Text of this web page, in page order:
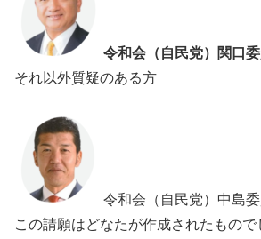
令和会（自民党）関口委
それ以外質疑のある方
令和会（自民党）中島委
この請願はどなたが作成されたもので